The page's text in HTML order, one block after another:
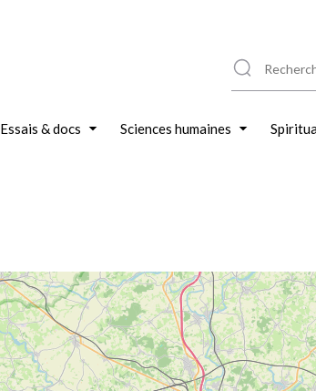
Essais & docs Sciences humaines